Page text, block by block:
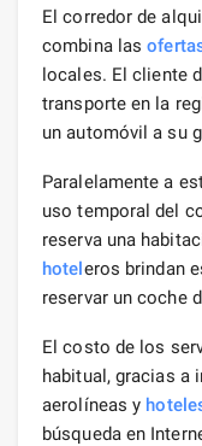
El corredor de
combina las
locales. El cliente
transporte en la
un automóvil a su
Paralelamente a
uso temporal del
reserva una
hoteleros brindan
reservar un coche
El costo de los
habitual, gracias a
aerolíneas y
búsqueda en